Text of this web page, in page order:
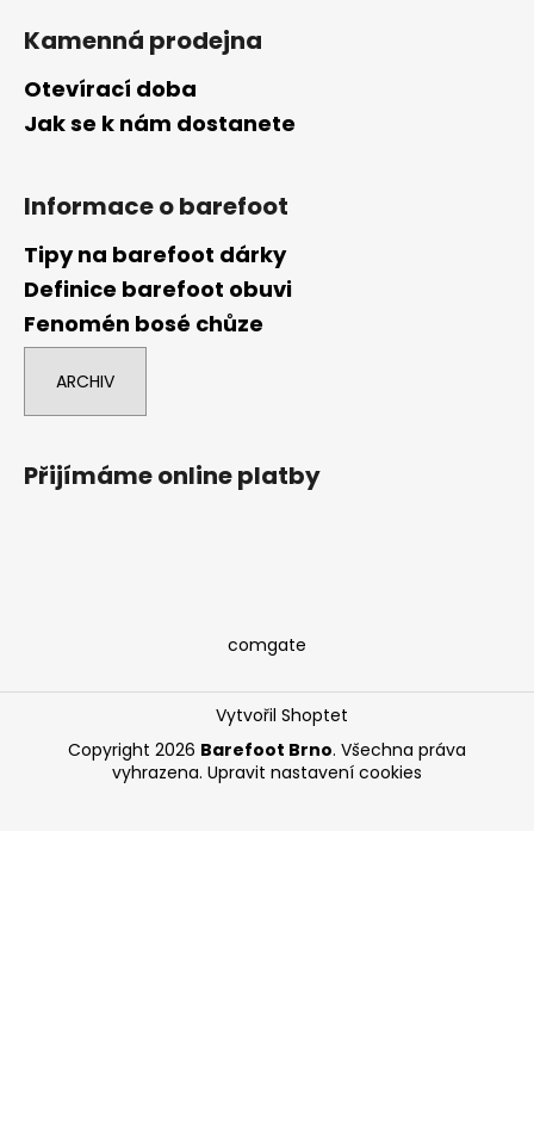
Kamenná prodejna
Otevírací doba
Jak se k nám dostanete
Informace o barefoot
Tipy na barefoot dárky
Definice barefoot obuvi
Fenomén bosé chůze
ARCHIV
Přijímáme online platby
comgate
Vytvořil Shoptet
Copyright 2026 Barefoot Brno. Všechna práva
vyhrazena. Upravit nastavení cookies